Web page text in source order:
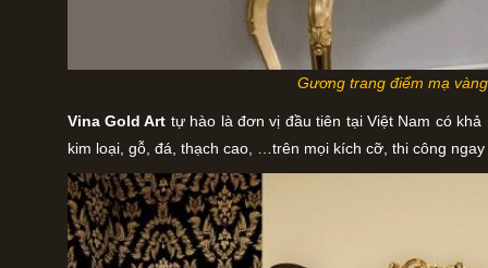
Gương trang điểm mạ
Vina Gold Art tự hào là đơn vị đầu tiên tại Việt Nam có
kim loại, gỗ, đá, thạch cao, …trên mọi kích cỡ, thi công